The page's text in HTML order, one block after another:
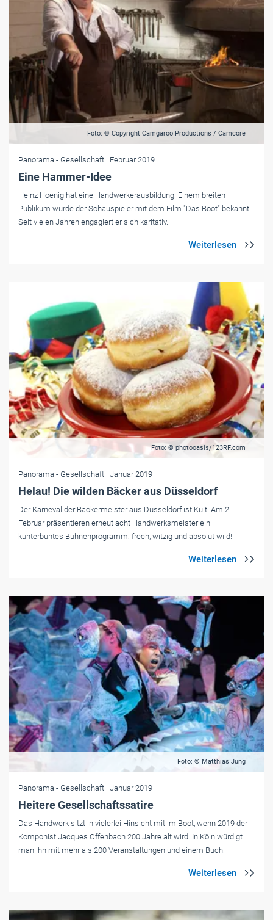
Foto: © Copyright Camgaroo Productions / Camcore
Panorama - Gesellschaft | Februar 2019
Eine Hammer-Idee
Heinz Hoenig hat eine Handwerkerausbildung. Einem breiten
Publikum wurde der Schauspieler mit dem Film "Das Boot" bekannt.
Seit vielen Jahren engagiert er sich karitativ.
Foto: © photooasis/123RF.com
Panorama - Gesellschaft | Januar 2019
Helau! Die wilden Bäcker aus Düsseldorf
Der Karneval der Bäckermeister aus Düsseldorf ist Kult. Am 2.
Februar präsentieren erneut acht Handwerksmeister ein
kunterbuntes Bühnenprogramm: frech, witzig und absolut wild!
Foto: © Matthias Jung
Panorama - Gesellschaft | Januar 2019
Heitere Gesellschaftssatire
Das Handwerk sitzt in vielerlei Hinsicht mit im Boot, wenn 2019 der ­
Komponist Jacques Offenbach 200 Jahre alt wird. In Köln würdigt
man ihn mit mehr als 200 Veranstaltungen und einem Buch.